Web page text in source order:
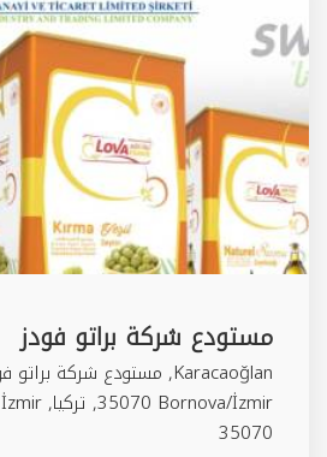
مستودع شركة براتو فودز
35070 Bornova/İzmir, تركيا,
İzmir
35070